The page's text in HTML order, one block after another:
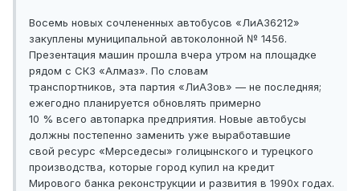
Восемь новых сочлененных автобусов «ЛиАЗ6212»
закуплены муниципальной автоколонной № 1456.
Презентация машин прошла вчера утром на площадке
рядом с СКЗ «Алмаз». По словам
транспортников, эта партия «ЛиАЗов» — не последняя;
ежегодно планируется обновлять примерно
10 % всего автопарка предприятия. Новые автобусы
должны постепенно заменить уже выработавшие
свой ресурс «Мерседесы» голицынского и турецкого
производства, которые город купил на кредит
Мирового банка реконструкции и развития в 1990х годах.